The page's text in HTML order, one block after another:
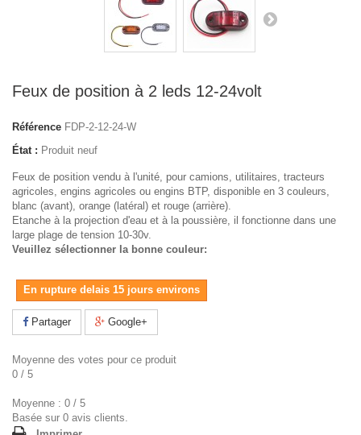
Feux de position à 2 leds 12-24volt
Référence FDP-2-12-24-W
État : Produit neuf
Feux de position vendu à l'unité, pour camions, utilitaires, tracteurs
agricoles, engins agricoles ou engins BTP, disponible en 3 couleurs,
blanc (avant), orange (latéral) et rouge (arrière).
Etanche à la projection d'eau et à la poussière, il fonctionne dans une
large plage de tension 10-30v.
Veuillez sélectionner la bonne couleur:
En rupture delais 15 jours environs
Partager Google+
Moyenne des votes pour ce produit
0 / 5
Moyenne : 0 / 5
Basée sur 0 avis clients.